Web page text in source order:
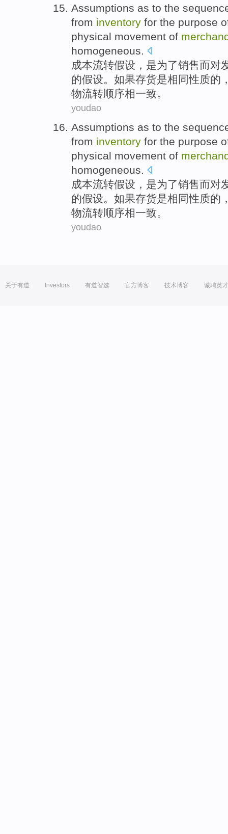
Assumptions as to the
from inventory for the purpose
physical movement of
homogeneous.
成本流转假设 ， 是为了销售而对
的假设。 如果存货是相同性质的
物流转顺序相一致。
youdao
Assumptions as to the
from inventory for the purpose
physical movement of
homogeneous.
成本流转假设 ， 是为了销售而对
的假设。 如果存货是相同性质的
物流转顺序相一致。
youdao
关于有道 Investors 有道智选 官方博客 技术博客 诚聘英才